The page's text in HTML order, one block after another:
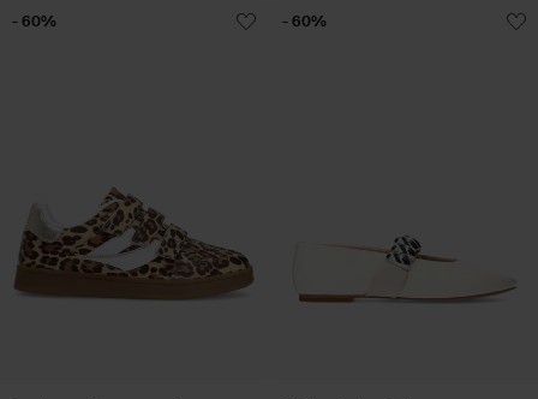
- 60% - 60%